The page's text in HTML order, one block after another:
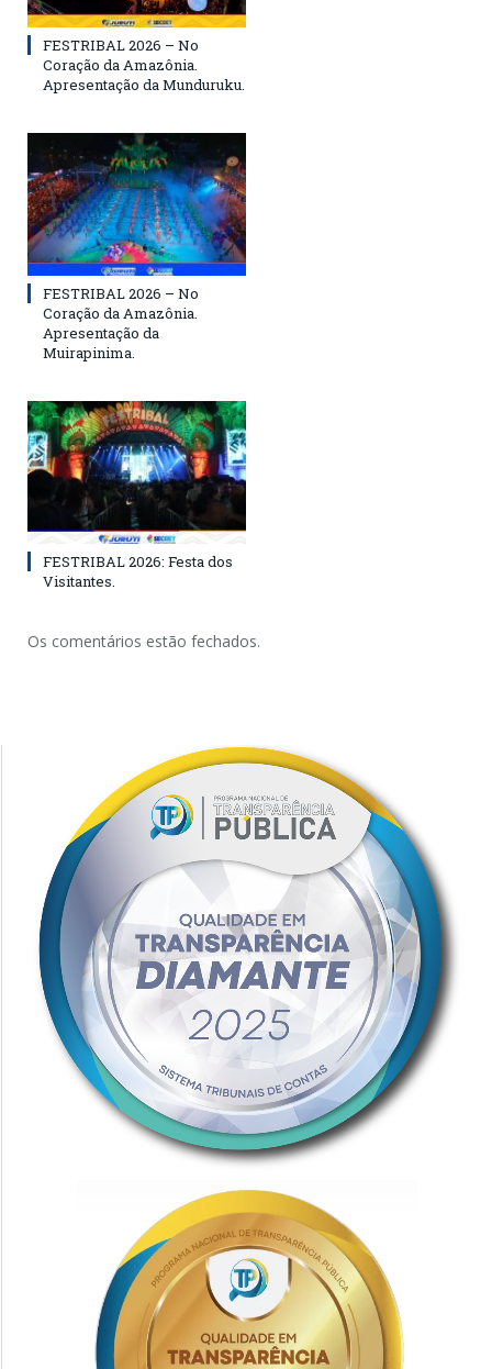
FESTRIBAL 2026 – No
Coração da Amazônia.
Apresentação da Munduruku.
FESTRIBAL 2026 – No
Coração da Amazônia.
Apresentação da
Muirapinima.
FESTRIBAL 2026: Festa dos
Visitantes.
Os comentários estão fechados.